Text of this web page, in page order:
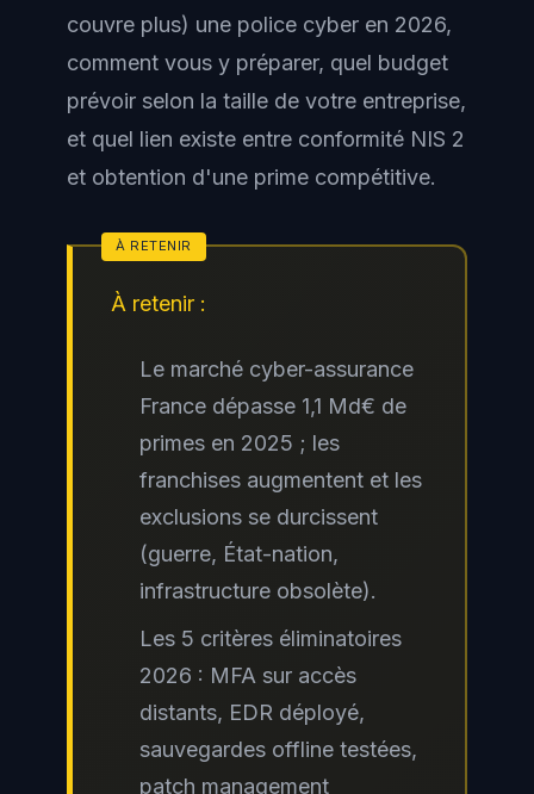
couvre plus) une police cyber en 2026,
comment vous y préparer, quel budget
prévoir selon la taille de votre entreprise,
et quel lien existe entre conformité NIS 2
et obtention d'une prime compétitive.
À retenir :
Le marché cyber-assurance
France dépasse 1,1 Md€ de
primes en 2025 ; les
franchises augmentent et les
exclusions se durcissent
(guerre, État-nation,
infrastructure obsolète).
Les 5 critères éliminatoires
2026 : MFA sur accès
distants, EDR déployé,
sauvegardes offline testées,
patch management